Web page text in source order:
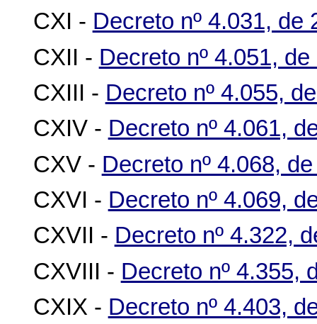
CXI - Decreto nº 4.031, de
CXII - Decreto nº 4.051,
CXIII - Decreto nº 4.055,
CXIV - Decreto nº 4.061,
CXV - Decreto nº 4.068,
CXVI - Decreto nº 4.069,
CXVII - Decreto nº 4.322,
CXVIII - Decreto nº 4.355,
CXIX - Decreto nº 4.403,